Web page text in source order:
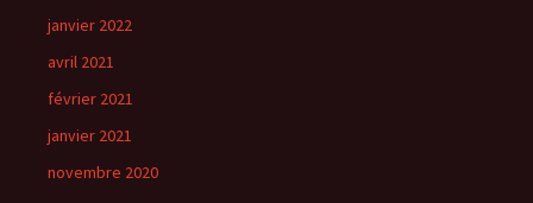
janvier 2022
avril 2021
février 2021
janvier 2021
novembre 2020